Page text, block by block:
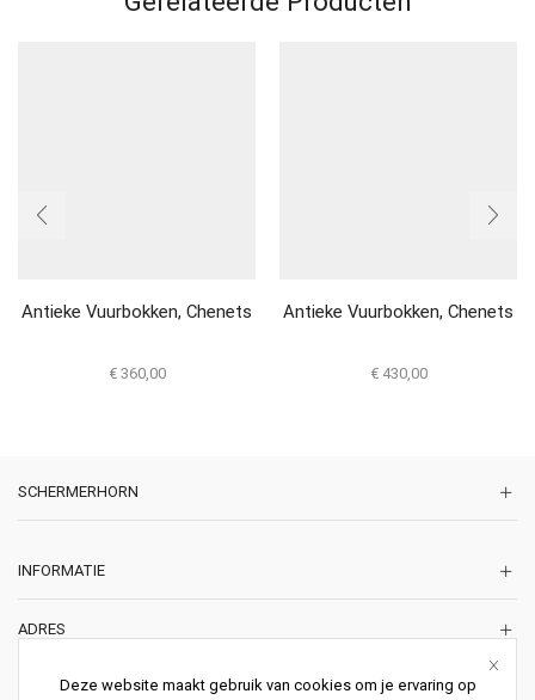
Antieke Vuurbokken, Chenets
€360,00
Antieke Vuurbokken, Chenets
€430,00
SCHERMERHORN
INFORMATIE
ADRES
Deze website maakt gebruik van cookies om je ervaring op